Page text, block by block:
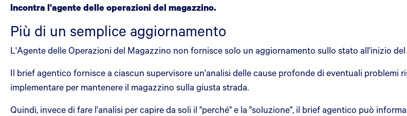
Incontra l'agente delle operazioni del magazzino.
Più di un semplice aggiornamento
L'Agente delle Operazioni del Magazzino non fornisce solo un aggiornamento sullo stato all'inizio
Il brief agentico fornisce a ciascun supervisore un'analisi delle cause profonde di eventuali problemi
implementare per mantenere il magazzino sulla giusta strada.
Quindi, invece di fare l'analisi per capire da soli il "perché" e la "soluzione", il brief agentico può